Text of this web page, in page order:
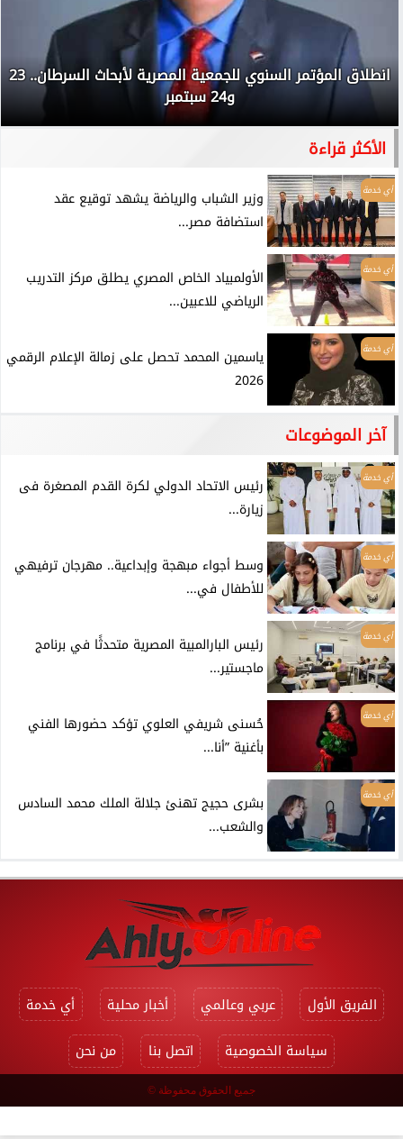
انطلاق المؤتمر السنوي للجمعية المصرية لأبحاث السرطان.. 23
و24 سبتمبر
الأكثر قراءة
أي خدمة
وزير الشباب والرياضة يشهد توقيع عقد
استضافة مصر...
أي خدمة
الأولمبياد الخاص المصري يطلق مركز التدريب
الرياضي للاعبين...
أي خدمة
ياسمين المحمد تحصل على زمالة الإعلام الرقمي
2026
آخر الموضوعات
أي خدمة
رئيس الاتحاد الدولي لكرة القدم المصغرة فى
زيارة...
أي خدمة
وسط أجواء مبهجة وإبداعية.. مهرجان ترفيهي
للأطفال في...
أي خدمة
رئيس البارالمبية المصرية متحدثًا في برنامج
ماجستير...
أي خدمة
حُسنى شريفي العلوي تؤكد حضورها الفني
بأغنية ”أنا...
أي خدمة
بشرى حجيج تهنئ جلالة الملك محمد السادس
والشعب...
الفريق الأول عربي وعالمي أخبار محلية
أي خدمة
سياسة الخصوصية
اتصل بنا من نحن
جميع الحقوق محفوظة ©